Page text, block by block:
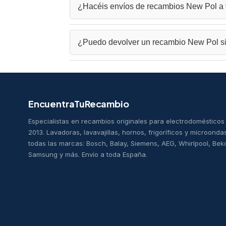
ayudaremos a encontrar la pieza exacta para
¿Hacéis envíos de recambios New Pol a
Murcia, Palencia, Burgos, Barcelona, Soria,
Segovia, Ourense, León, Teruel, Tarragona,
¿Puedo devolver un recambio New Pol
EncuentraTuRecambio
Especialistas en recambios originales para electrodomésticos
2013. Lavadoras, lavavajillas, hornos, frigoríficos y
todas las marcas: Bosch, Balay, Siemens, AEG, Whirlpool,
Samsung y más. Envío a toda España.